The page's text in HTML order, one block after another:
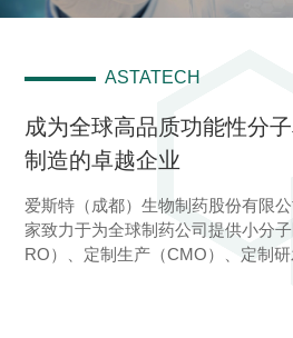
ASTATECH
成为全球高品质功能性分
制造的卓越企业
爱斯特（成都）生物制药股份有限
家致力于为全球制药公司提供小分
RO）、定制生产（CMO）、定制